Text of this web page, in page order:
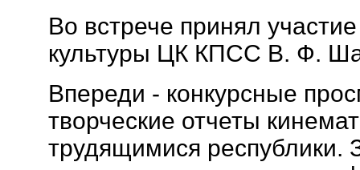
Во встрече принял
культуры ЦК КПСС В. Ф.
Впереди - конкурсные
творческие отчеты
трудящимися республики.